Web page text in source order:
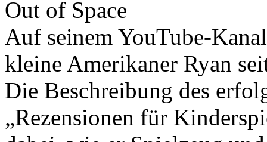
Out of Space
Auf seinem YouTube-
kleine Amerikaner Ryan
Die Beschreibung des
„Rezensionen für